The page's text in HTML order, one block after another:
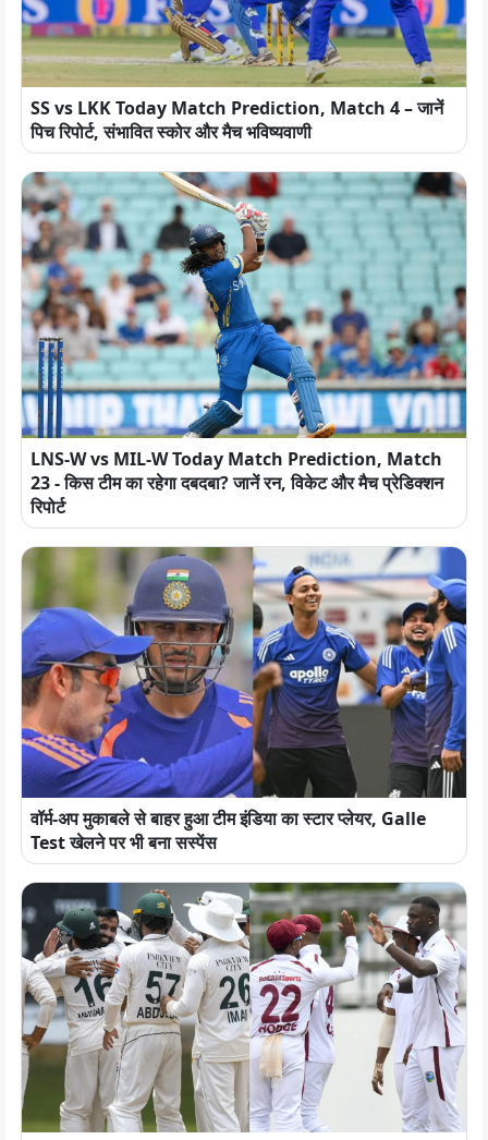
SS vs LKK Today Match Prediction, Match 4 – जानें
पिच रिपोर्ट, संभावित स्कोर और मैच भविष्यवाणी
LNS-W vs MIL-W Today Match Prediction, Match
23 - किस टीम का रहेगा दबदबा? जानें रन, विकेट और मैच प्रेडिक्शन
रिपोर्ट
वॉर्म-अप मुकाबले से बाहर हुआ टीम इंडिया का स्टार प्लेयर, Galle
Test खेलने पर भी बना सस्पेंस